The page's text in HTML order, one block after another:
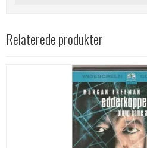
Relaterede produkter